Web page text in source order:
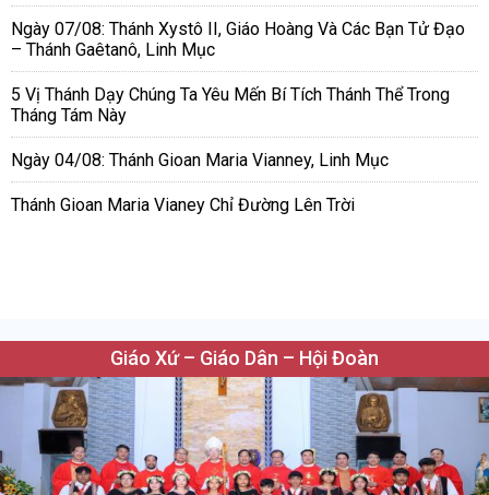
Ngày 07/08: Thánh Xystô II, Giáo Hoàng Và Các Bạn Tử Đạo
– Thánh Gaêtanô, Linh Mục
5 Vị Thánh Dạy Chúng Ta Yêu Mến Bí Tích Thánh Thể Trong
Tháng Tám Này
Ngày 04/08: Thánh Gioan Maria Vianney, Linh Mục
Thánh Gioan Maria Vianey Chỉ Đường Lên Trời
Giáo Xứ – Giáo Dân – Hội Đoàn